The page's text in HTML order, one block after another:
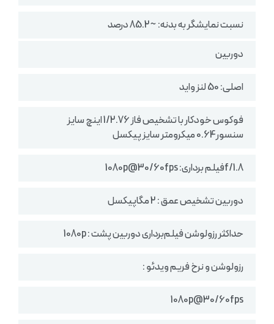
نسبت نمایشگر به بدنه: ~85.2 درصد
دوربین
اصلی: 50 لنز واید
فوکوس خودکار با تشخیص فاز 1/2.76 اینچ سایز
سنسور0.64 میکرومتر سایز پیکسل
f/1.8فیلم‌ برداری: 1080p@30/60fps
دوربین تشخیص عمق : 2 مگاپیکسل
حداکثر رزولوشن فیلم‌برداری دوربین‌ پشت : 1080p
رزولوشن و نرخ فریم ویدئو :
1080p@30/60fps